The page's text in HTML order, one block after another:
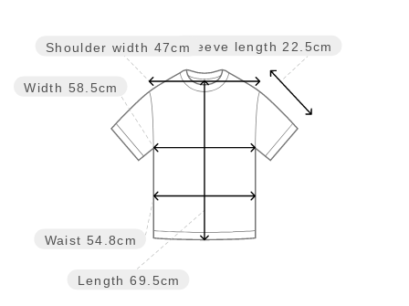
Sleeve length 22.5cm
Length 69.5cm
Waist 54.8cm
Width 58.5cm
Shoulder width 47cm